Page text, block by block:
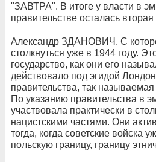
"ЗАВТРА". В итоге у власти в
правительстве осталась вторая
Александр ЗДАНОВИЧ. С
столкнуться уже в 1944 году.
государство, как они его
действовало под эгидой
правительства, так
По указанию правительства в
участвовала практически в
нацистскими частями. Они
тогда, когда советские войска
польскую границу, границу